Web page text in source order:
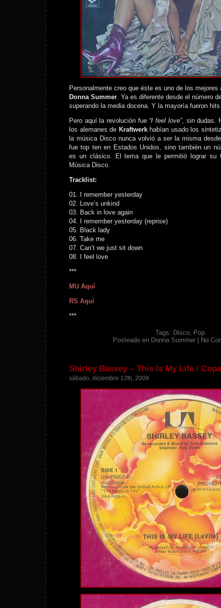
Personalmente creo que éste es uno de los mejores
Donna Summer. Ya es diferente desde el número
superando la media docena. Y la mayoría fueron
Pero aquí la revolución fue “I feel love”, sin dudas.
los alemanes de Kraftwerkhabían usado los
la música Disco nunca volvió a ser la misma
fue top ten en Estados Unidos, sino también un
es un clásico. El tema que le permitió lograr su
Música Disco.
Tracklist:
01. I remember yesterday
02. Love’s unkind
03. Back in love again
04. I remember yesterday (reprise)
05. Black lady
06. Take me
07. Can’t we just sit down
08. I feel love
***
MU Aquí
RS Aquí
***
Tags: Disco, Pop
Posteado en Donna Summer No
Shirley Bassey – This Is My Life /
sábado, diciembre 12th, 2009